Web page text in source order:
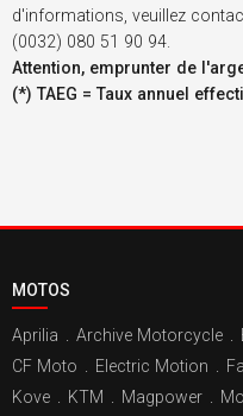
d'informations, veuillez
(0032) 080 51 90 94.
Attention, emprunter de
(*) TAEG = Taux annuel
MOTOS
Aprilia Archive Motorcycle
CF Moto
Electric Motion
Kove
KTM Magpower